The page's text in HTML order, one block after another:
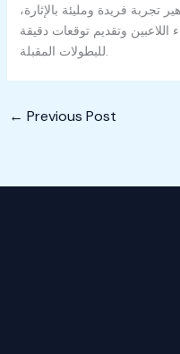
تجربة فريدة ومليئة بالإثارة،
وتقديم توقعات دقيقة
← Previous Post